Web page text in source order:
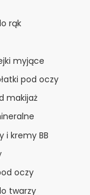
rąk
myjące
pod oczy
makijaż
i kremy BB
oczy
twarzy